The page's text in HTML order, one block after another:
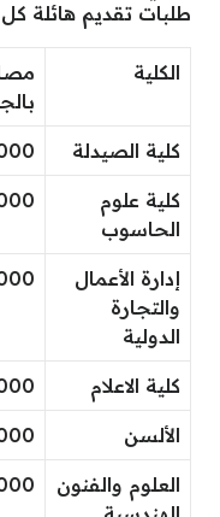
طلبات تقديم هائلة
الكلية
كلية الصيدلة
كلية علوم
الحاسوب
إدارة الأعمال
والتجارة
الدولية
كلية الاعلام
الألسن
العلوم والفنون